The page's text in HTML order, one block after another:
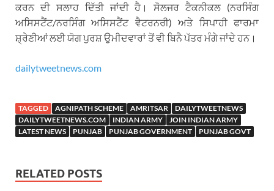
ਕਰਨ ਦੀ ਸਲਾਹ ਦਿੱਤੀ ਜਾਂਦੀ ਹੈ। ਸੋਲਜਰ ਟੈਕਨੀਕਲ (ਨਰਸਿੰਗ
ਅਸਿਸਟੈਂਟ/ਨਰਸਿੰਗ ਅਸਿਸਟੈਂਟ ਵੈਟਰਨਰੀ) ਅਤੇ ਸਿਪਾਹੀ ਫਾਰਮਾ
ਸ਼੍ਰੇਣੀਆਂ ਲਈ ਯੋਗ ਪੁਰਸ਼ ਉਮੀਦਵਾਰਾਂ ਤੋਂ ਵੀ ਬਿਨੈ ਪੱਤਰ ਮੰਗੇ ਜਾਂਦੇ ਹਨ।
dailytweetnews.com
TAGGED AGNIPATH SCHEME AMRITSAR
DAILYTWEETNEWS
DAILYTWEETNEWS.COM
INDIAN ARMY
JOIN INDIAN ARMY
LATEST NEWS
PUNJAB PUNJAB GOVERNMENT PUNJAB GOVT
RELATED POSTS